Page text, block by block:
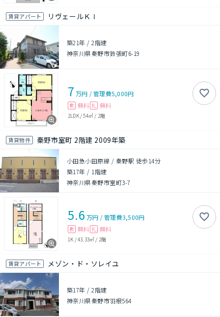
賃貸アパート リヴェールＫⅠ
築21年 /2階建
神奈川県秦野市鈴張町6-19
7 万円 /管理費5,000円
敷 無料 礼 無料
2LDK/54㎡ / 2階
賃貸物件 秦野市室町 2階建 2009年築
小田急小田原線 / 秦野駅 徒歩14分
築17年 / 1階建
神奈川県秦野市室町3-7
5.6 万円 /管理費3,500円
敷 無料 礼 無料
1K /43.33㎡ / 2階
賃貸アパート メゾン・ド・ソレイユ
築17年 /2階建
神奈川県秦野市羽根564